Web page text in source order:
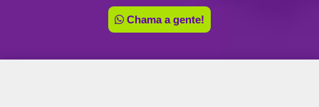
Chama a gente!